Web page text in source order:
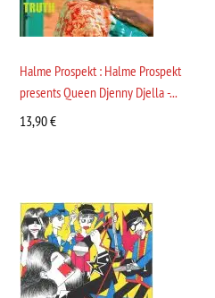
Halme Prospekt : Halme Prospekt
presents Queen Djenny Djella -...
13,90€